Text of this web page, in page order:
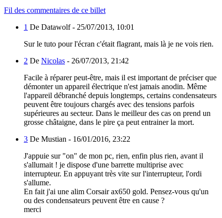
Fil des commentaires de ce billet
1 De Datawolf - 25/07/2013, 10:01
Sur le tuto pour l'écran c'était flagrant, mais là je ne vois rien.
2 De Nicolas - 26/07/2013, 21:42
Facile à réparer peut-être, mais il est important de préciser que
démonter un appareil électrique n'est jamais anodin. Même
l'appareil débranché depuis longtemps, certains condensateurs
peuvent être toujours chargés avec des tensions parfois
supérieures au secteur. Dans le meilleur des cas on prend un
grosse châtaigne, dans le pire ça peut entrainer la mort.
3 De Mustian - 16/01/2016, 23:22
J'appuie sur "on" de mon pc, rien, enfin plus rien, avant il
s'allumait ! je dispose d'une barrette multiprise avec
interrupteur. En appuyant très vite sur l'interrupteur, l'ordi
s'allume.
En fait j'ai une alim Corsair ax650 gold. Pensez-vous qu'un
ou des condensateurs peuvent être en cause ?
merci